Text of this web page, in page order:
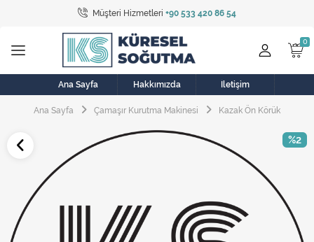
Müşteri Hizmetleri +90 533 420 86 54
Tüm Kategoriler
Bulaşık Makinesi
Buzdolabı
Çamaşır Kurutma Makinesi
Elektrikli Aksamlar
Elektrikli Süpürge
Ana Sayfa Hakkımızda İletişim
Ana Sayfa Çamaşır Kurutma Makinesi Kazak Ön Körük
%2